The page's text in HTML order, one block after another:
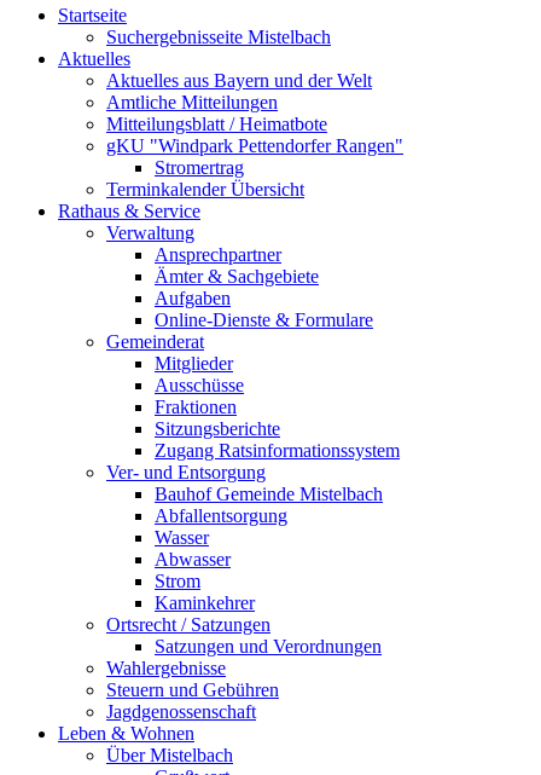
Startseite
Suchergebnisseite Mistelbach
Aktuelles
Aktuelles aus Bayern und der Welt
Amtliche Mitteilungen
Mitteilungsblatt / Heimatbote
gKU "Windpark Pettendorfer Rangen"
Stromertrag
Terminkalender Übersicht
Rathaus & Service
Verwaltung
Ansprechpartner
Ämter & Sachgebiete
Aufgaben
Online-Dienste & Formulare
Gemeinderat
Mitglieder
Ausschüsse
Fraktionen
Sitzungsberichte
Zugang Ratsinformationssystem
Ver- und Entsorgung
Bauhof Gemeinde Mistelbach
Abfallentsorgung
Wasser
Abwasser
Strom
Kaminkehrer
Ortsrecht / Satzungen
Satzungen und Verordnungen
Wahlergebnisse
Steuern und Gebühren
Jagdgenossenschaft
Leben & Wohnen
Über Mistelbach